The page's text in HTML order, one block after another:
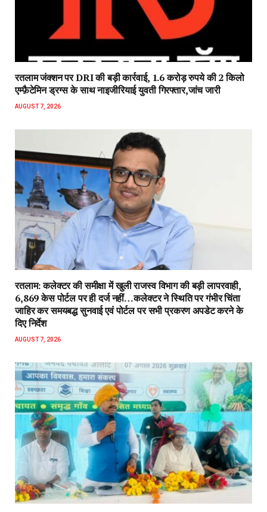
रतलाम जंक्शन पर DRI की बड़ी कार्रवाई, 1.6 करोड़ रुपये की 2 किलो
एम्फ़ैटेमिन ड्रग्स के साथ नाइजीरियाई युवती गिरफ्तार,जांच जारी
AUGUST 7, 2026
रतलाम: कलेक्टर की समीक्षा में खुली राजस्व विभाग की बड़ी लापरवाही,
6,869 केस पोर्टल पर ही दर्ज नहीं…कलेक्टर ने स्थिति पर गंभीर चिंता
जाहिर कर समयबद्ध सुनवाई एवं पोर्टल पर सभी प्रकरण अपडेट करने के
दिए निर्देश
AUGUST 7, 2026